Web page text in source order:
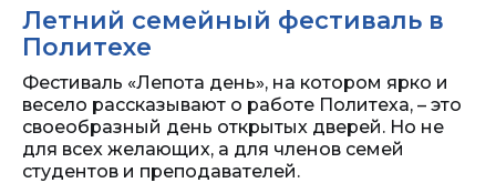
Летний семейный фестиваль в
Политехе
Фестиваль «Лепота день», на котором ярко и
весело рассказывают о работе Политеха, – это
своеобразный день открытых дверей. Но не
для всех желающих, а для членов семей
студентов и преподавателей.